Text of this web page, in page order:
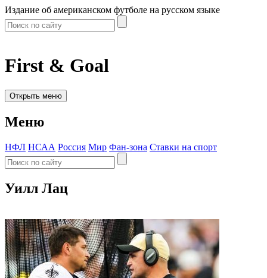
Издание об американском футболе на русском языке
First & Goal
Открыть меню
Меню
НФЛ НСАА Россия Мир Фан-зона Ставки на спорт
Уилл Лац